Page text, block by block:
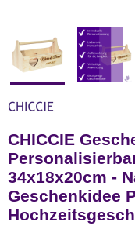
CHICCIE
34x18x20cm -
Geschenkidee